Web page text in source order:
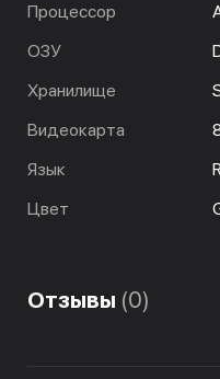
Процессор
ОЗУ
Хранилище
Видеокарта
Язык
Цвет
Отзывы (0)